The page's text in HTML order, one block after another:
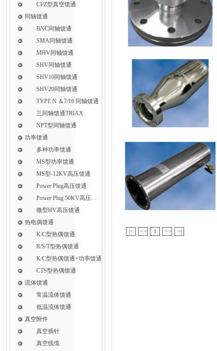
CFZ型真空馈通
同轴馈通
BNC同轴馈通
SMA同轴馈通
MHV同轴馈通
SHV同轴馈通
SHV10同轴馈通
SHV20同轴馈通
TYPE N ＆7/16 同轴馈通
三同轴馈通TRIAX
NPT型同轴馈通
功率馈通
多种功率馈通
MS型功率馈通
MS型-12KV高压馈通
Power Plug高压馈通
Power Plug 50KV高压馈通
微型HV高压馈通
热电偶馈通
K/C型热偶馈通
R/S/T型热偶馈通
K/C型热偶馈通+功率馈通
CTS型热偶馈通
流体馈通
常温流体馈通
低温流体馈通
真空附件
真空插针
真空线缆
|< << 1 >> >|